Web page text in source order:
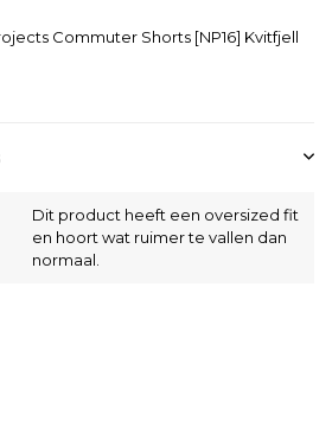
Commuter Shorts [NP16] Kvitfjell
Dit product heeft een oversized fit
en hoort wat ruimer te vallen dan
normaal.